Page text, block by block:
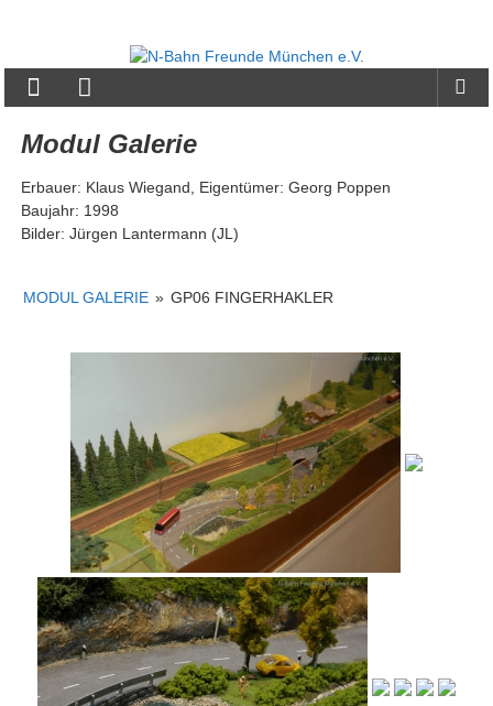
Bahn
Freunde
e.V.
Modul Galerie
Erbauer: Klaus Wiegand, Eigentümer: Georg Poppen
Baujahr: 1998
Bilder: Jürgen Lantermann (JL)
MODUL GALERIE » GP06 FINGERHAKLER